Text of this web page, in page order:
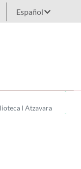
l Atzavara